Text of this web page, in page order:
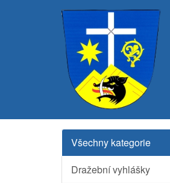
Všechny kategorie
Dražební vyhlášky